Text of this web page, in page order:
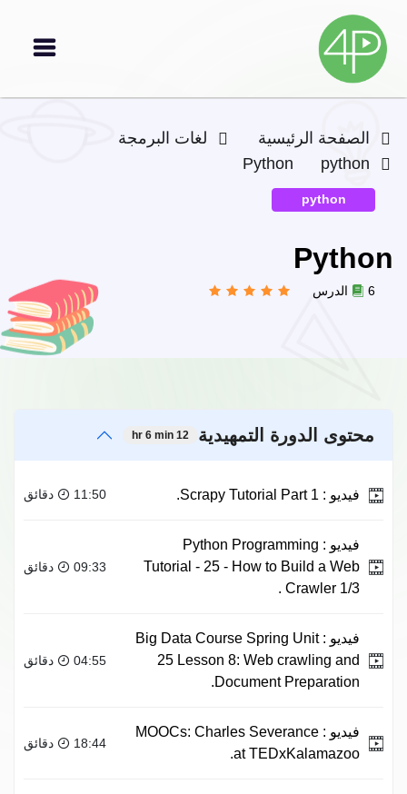
الصفحة الرئيسية
لغات البرمجة
python
Python
python
Python
6 الدرس
محتوى الدورة التمهيدية 12 hr 6 min
فيديو : 11:50 دقائق
فيديو : Python Programming
Tutorial - 25 - How to Build a Web
Crawler 1/3 .
09:33 دقائق
فيديو : Big Data Course Spring Unit
25 Lesson 8: Web crawling and
Document Preparation.
04:55 دقائق
فيديو : MOOCs: Charles Severance
at TEDxKalamazoo.
18:44 دقائق